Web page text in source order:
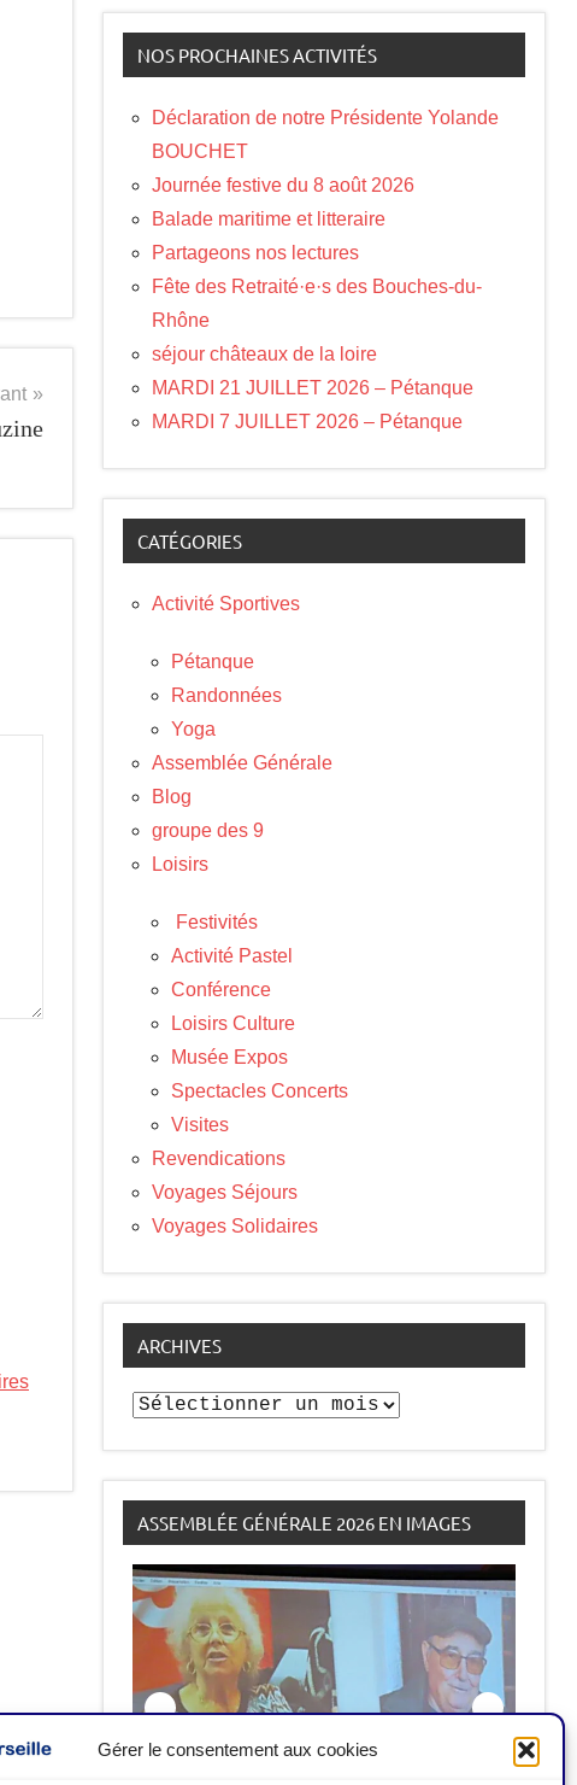
Gérer le consentement aux cookies
NOS PROCHAINES ACTIVITÉS
Déclaration de notre Présidente Yolande
BOUCHET
Journée festive du 8 août 2026
Balade maritime et litteraire
Partageons nos lectures
Fête des Retraité·e·s des Bouches-du-
Rhône
séjour châteaux de la loire
MARDI 21 JUILLET 2026 – Pétanque
MARDI 7 JUILLET 2026 – Pétanque
CATÉGORIES
Activité Sportives
Pétanque
Randonnées
Yoga
Assemblée Générale
Blog
groupe des 9
Loisirs
Festivités
Activité Pastel
Conférence
Loisirs Culture
Musée Expos
Spectacles Concerts
Visites
Revendications
Voyages Séjours
Voyages Solidaires
ARCHIVES
Archives
ASSEMBLÉE GÉNÉRALE 2026 EN IMAGES